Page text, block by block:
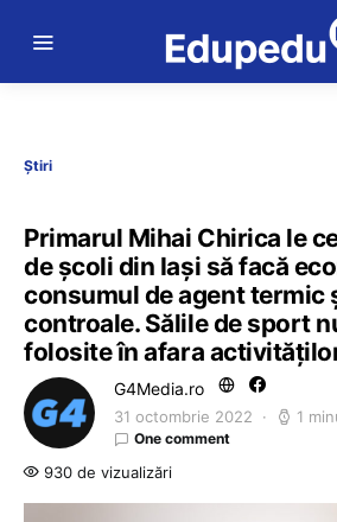
Știri
Primarul Mihai Chirica le
de școli din Iași să facă
consumul de agent termic
controale. Sălile de sport
folosite în afara
G4Media.ro
31 octombrie 2022 1
One comment
930 de vizualizări